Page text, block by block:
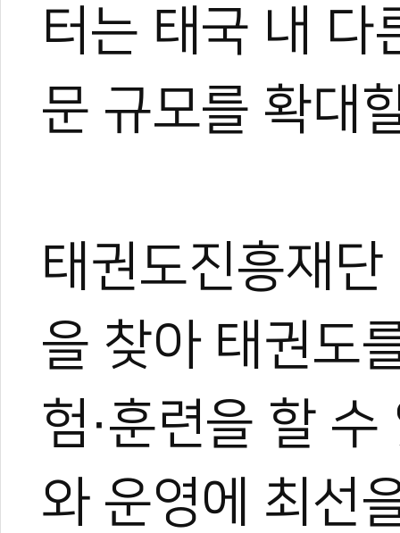
터는 태국 내 다
문 규모를 확대
태권도진흥재
을 찾아 태권도
험·훈련을 할
와 운영에 최선